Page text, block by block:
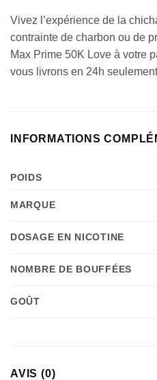
Vivez l’expérience de la
contrainte de charbon ou de
Max Prime 50K Love à votre
vous livrons en 24h
INFORMATIONS
POIDS
MARQUE
DOSAGE EN NICOTINE
NOMBRE DE BOUFFÉES
GOÛT
AVIS (0)